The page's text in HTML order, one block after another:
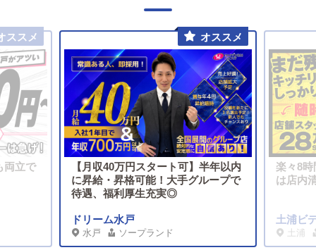
両立で
【月収40万円スタート可】半年以内
に昇給・昇格可能！大手グループで
待遇、福利厚生充実◎
ドリーム水戸
水戸 ソープランド
楽々8
は店内
土浦ビ
土浦